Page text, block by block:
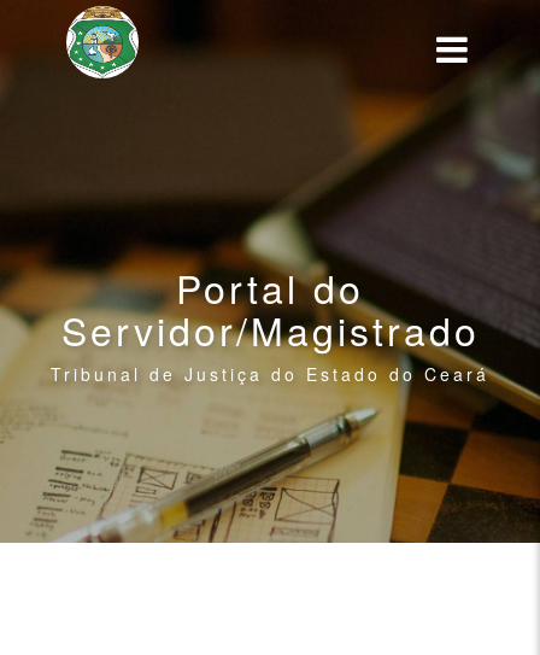
Portal do
Servidor/Magistrado
Tribunal de Justiça do Estado do Ceará